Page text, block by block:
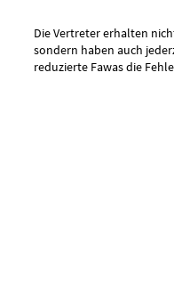
Die Vertreter erhalten
sondern haben auch
reduzierte Fawas die